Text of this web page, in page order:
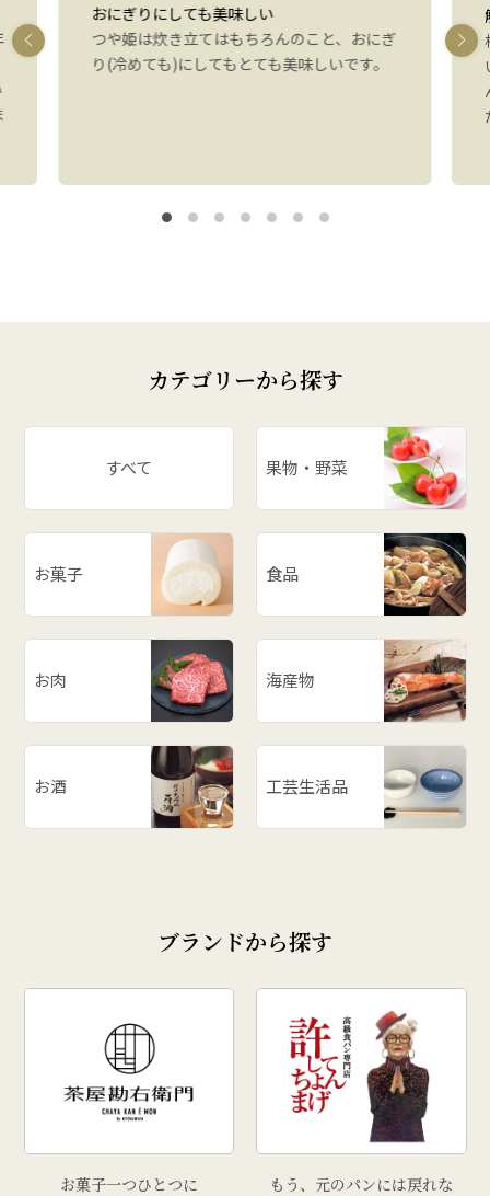
おにぎりにしても美味しい
つや姫は炊き立てはもちろんのこと、おにぎ
り(冷めても)にしてもとても美味しいです。
カテゴリーから探す
すべて 果物・野菜
お菓子 食品
お肉 海産物
お酒 工芸生活品
ブランドから探す
お菓子一つひとつに
もう、元のパンには戻れな